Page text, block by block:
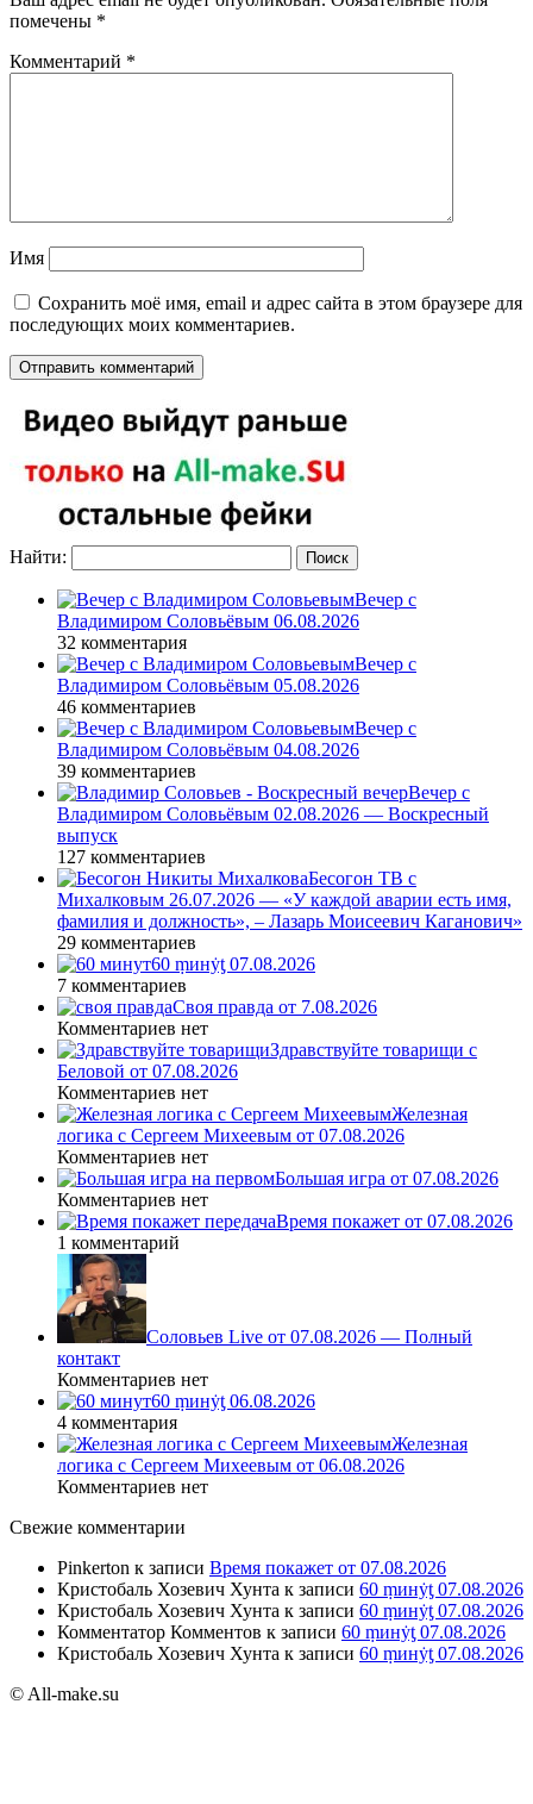
помечены *
Комментарий *
Имя
Сохранить моё имя, email и адрес сайта в этом браузере для
последующих моих комментариев.
Найти:
Вечер с
Владимиром Соловьёвым 06.08.2026
32 комментария
Вечер с
Владимиром Соловьёвым 05.08.2026
46 комментариев
Вечер с
Владимиром Соловьёвым 04.08.2026
39 комментариев
Вечер с
Владимиром Соловьёвым 02.08.2026 — Воскресный
выпуск
127 комментариев
Бесогон ТВ с
Михалковым 26.07.2026 — «У каждой аварии есть имя,
фамилия и должность», – Лазарь Моисеевич Каганович»
29 комментариев
60 ṃинẏƫ 07.08.2026
7 комментариев
Своя правда от 7.08.2026
Комментариев нет
Здравствуйте товарищи с
Беловой от 07.08.2026
Комментариев нет
Железная
логика с Сергеем Михеевым от 07.08.2026
Комментариев нет
Большая игра от 07.08.2026
Комментариев нет
Время покажет от 07.08.2026
1 комментарий
Соловьев Live от 07.08.2026 — Полный
контакт
Комментариев нет
60 ṃинẏƫ 06.08.2026
4 комментария
Железная
логика с Сергеем Михеевым от 06.08.2026
Комментариев нет
Свежие комментарии
Pinkerton к записи Время покажет от 07.08.2026
Кристобаль Хозевич Хунта к записи 60 ṃинẏƫ 07.08.2026
Кристобаль Хозевич Хунта к записи 60 ṃинẏƫ 07.08.2026
Комментатор Комментов к записи 60 ṃинẏƫ 07.08.2026
Кристобаль Хозевич Хунта к записи 60 ṃинẏƫ 07.08.2026
© All-make.su